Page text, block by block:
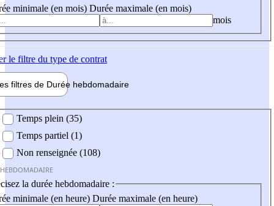
minimale (en mois) Durée maximale (en mois)
mois
le filtre du type de contrat
filtres de Durée hebdomadaire
Temps plein (35)
Temps partiel (1)
Non renseignée (108)
la durée hebdomadaire :
minimale (en heure) Durée maximale (en heure)